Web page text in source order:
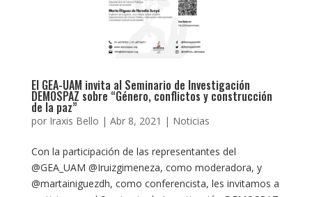
El GEA-UAM invita al Seminario de Investigación
DEMOSPAZ sobre “Género, conflictos y construcción
de la paz”
por Iraxis Bello | Abr 8, 2021 | Noticias
Con la participación de las representantes del
@GEA_UAM @Iruizgimeneza, como moderadora, y
@martainiguezdh, como conferencista, les invitamos a